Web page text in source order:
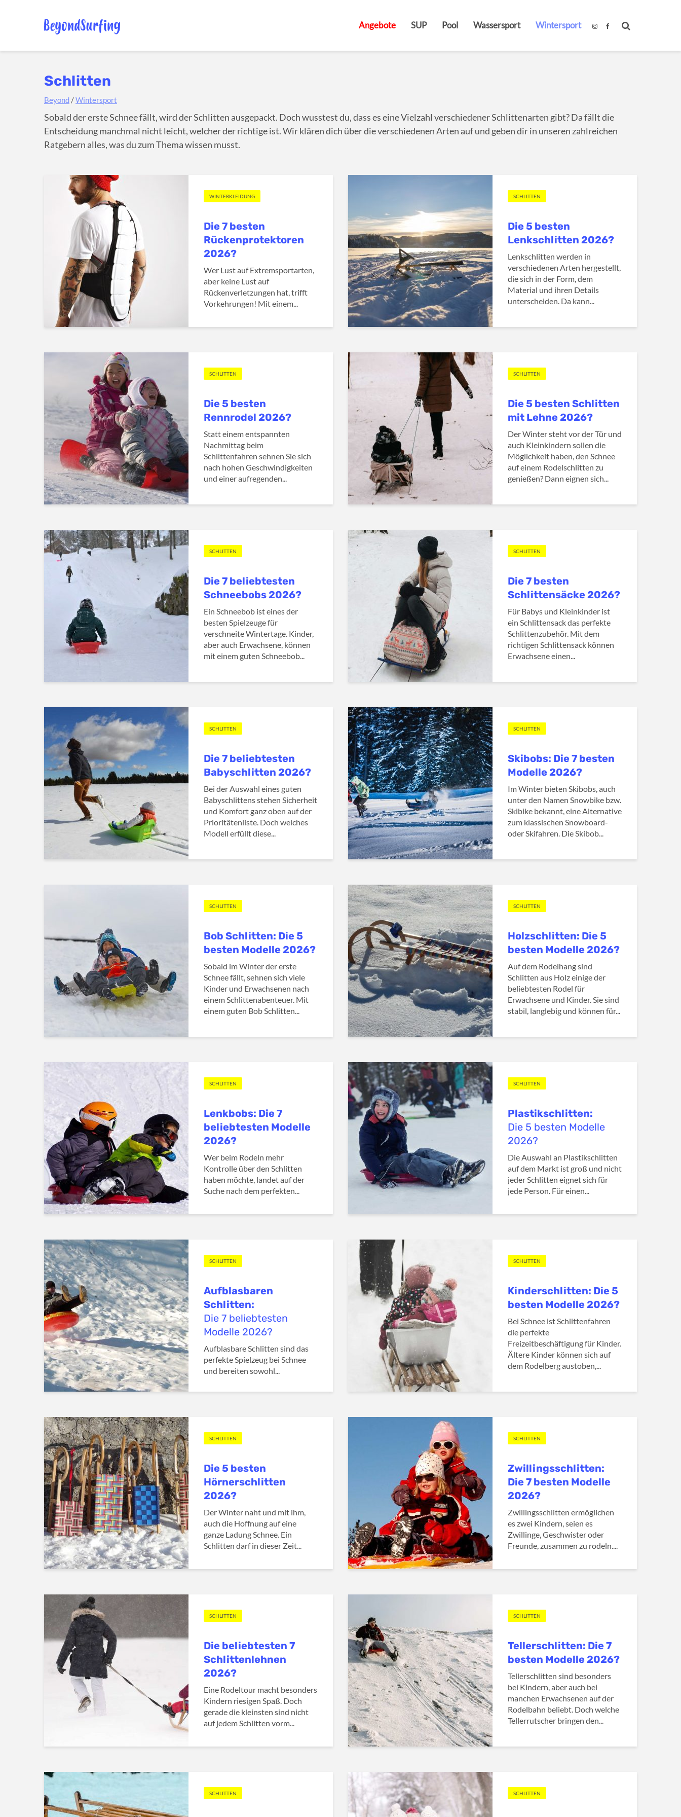
Angebote SUP Pool Wassersport Wintersport
Schlitten
Beyond /Wintersport
Sobald der erste Schnee fällt, wird der Schlitten ausgepackt. Doch wusstest du, dass es eine Vielzahl verschiedener Schlittenarten gibt? Da fällt die
Entscheidung manchmal nicht leicht, welcher der richtige ist. Wir klären dich über die verschiedenen Arten auf und geben dir in unseren zahlreichen
Ratgebern alles, was du zum Thema wissen musst.
WINTERKLEIDUNG
Die 7 besten
Rückenprotektoren
2026?
Wer Lust auf Extremsportarten,
aber keine Lust auf
Rückenverletzungen hat, trifft
Vorkehrungen! Mit einem...
SCHLITTEN
Die 5 besten
Lenkschlitten 2026?
Lenkschlitten werden in
verschiedenen Arten hergestellt,
die sich in der Form, dem
Material und ihren Details
unterscheiden. Da kann...
SCHLITTEN
Die 5 besten
Rennrodel 2026?
Statt einem entspannten
Nachmittag beim
Schlittenfahren sehnen Sie sich
nach hohen Geschwindigkeiten
und einer aufregenden...
SCHLITTEN
Die 5 besten Schlitten
mit Lehne 2026?
Der Winter steht vor der Tür und
auch Kleinkindern sollen die
Möglichkeit haben, den Schnee
auf einem Rodelschlitten zu
genießen? Dann eignen sich...
SCHLITTEN
Die 7 beliebtesten
Schneebobs 2026?
Ein Schneebob ist eines der
besten Spielzeuge für
verschneite Wintertage. Kinder,
aber auch Erwachsene, können
mit einem guten Schneebob...
SCHLITTEN
Die 7 besten
Schlittensäcke 2026?
Für Babys und Kleinkinder ist
ein Schlittensack das perfekte
Schlittenzubehör. Mit dem
richtigen Schlittensack können
Erwachsene einen...
SCHLITTEN
Die 7 beliebtesten
Babyschlitten 2026?
Bei der Auswahl eines guten
Babyschlittens stehen Sicherheit
und Komfort ganz oben auf der
Prioritätenliste. Doch welches
Modell erfüllt diese...
SCHLITTEN
Skibobs: Die 7 besten
Modelle 2026?
Im Winter bieten Skibobs, auch
unter den Namen Snowbike bzw.
Skibike bekannt, eine Alternative
zum klassischen Snowboard-
oder Skifahren. Die Skibob...
SCHLITTEN
Bob Schlitten: Die 5
besten Modelle 2026?
Sobald im Winter der erste
Schnee fällt, sehnen sich viele
Kinder und Erwachsenen nach
einem Schlittenabenteuer. Mit
einem guten Bob Schlitten...
SCHLITTEN
Holzschlitten: Die 5
besten Modelle 2026?
Auf dem Rodelhang sind
Schlitten aus Holz einige der
beliebtesten Rodel für
Erwachsene und Kinder. Sie sind
stabil, langlebig und können für...
SCHLITTEN
Lenkbobs: Die 7
beliebtesten Modelle
2026?
Wer beim Rodeln mehr
Kontrolle über den Schlitten
haben möchte, landet auf der
Suche nach dem perfekten...
SCHLITTEN
Plastikschlitten:
Die 5 besten Modelle
2026?
Die Auswahl an Plastikschlitten
auf dem Markt ist groß und nicht
jeder Schlitten eignet sich für
jede Person. Für einen...
SCHLITTEN
Aufblasbaren
Schlitten:
Die 7 beliebtesten
Modelle 2026?
Aufblasbare Schlitten sind das
perfekte Spielzeug bei Schnee
und bereiten sowohl...
SCHLITTEN
Kinderschlitten: Die 5
besten Modelle 2026?
Bei Schnee ist Schlittenfahren
die perfekte
Freizeitbeschäftigung für Kinder.
Ältere Kinder können sich auf
dem Rodelberg austoben,...
SCHLITTEN
Die 5 besten
Hörnerschlitten
2026?
Der Winter naht und mit ihm,
auch die Hoffnung auf eine
ganze Ladung Schnee. Ein
Schlitten darf in dieser Zeit...
SCHLITTEN
Zwillingsschlitten:
Die 7 besten Modelle
2026?
Zwillingsschlitten ermöglichen
es zwei Kindern, seien es
Zwillinge, Geschwister oder
Freunde, zusammen zu rodeln....
SCHLITTEN
Die beliebtesten 7
Schlittenlehnen
2026?
Eine Rodeltour macht besonders
Kindern riesigen Spaß. Doch
gerade die kleinsten sind nicht
auf jedem Schlitten vorm...
SCHLITTEN
Tellerschlitten: Die 7
besten Modelle 2026?
Tellerschlitten sind besonders
bei Kindern, aber auch bei
manchen Erwachsenen auf der
Rodelbahn beliebt. Doch welche
Tellerrutscher bringen den...
SCHLITTEN SCHLITTEN